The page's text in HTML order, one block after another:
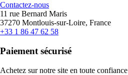
Contactez-nous
11 rue Bernard Maris
37270 Montlouis-sur-Loire, France
+33 1 86 47 62 58
Paiement sécurisé
Achetez sur notre site en toute confiance